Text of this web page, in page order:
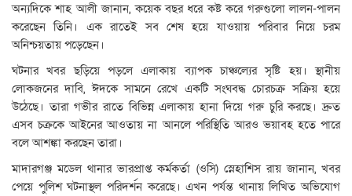
অন্যদিকে শাহ আলী জানান, কয়েক বছর ধরে কষ্ট করে গরুগুলো লালন-পালন
করেছেন তিনি। এক রাতেই সব শেষ হয়ে যাওয়ায় পরিবার নিয়ে চরম
অনিশ্চয়তায় পড়েছেন।
ঘটনার খবর ছড়িয়ে পড়লে এলাকায় ব্যাপক চাঞ্চল্যের সৃষ্টি হয়। স্থানীয়
লোকজনের দাবি, ঈদকে সামনে রেখে একটি সংঘবদ্ধ চোরচক্র সক্রিয় হয়ে
উঠেছে। তারা গভীর রাতে বিভিন্ন এলাকায় হানা দিয়ে গরু চুরি করছে। দ্রুত
এসব চক্রকে আইনের আওতায় না আনলে পরিস্থিতি আরও ভয়াবহ হতে পারে
বলে আশঙ্কা করছেন তারা।
মাদারগঞ্জ মডেল থানার ভারপ্রাপ্ত কর্মকর্তা (ওসি) স্নেহাশিস রায় জানান, খবর
পেয়ে পুলিশ ঘটনাস্থল পরিদর্শন করেছে। এখন পর্যন্ত থানায় লিখিত অভিযোগ